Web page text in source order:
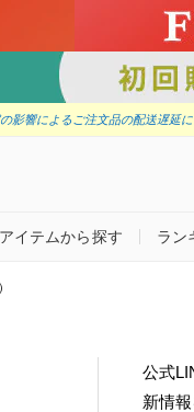
影響によるご注文品の配送遅延
イテムから探す ラン
公式
新情